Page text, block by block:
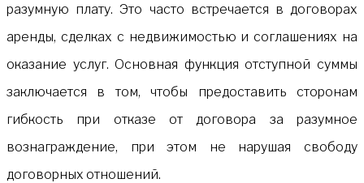
разумную плату. Это часто встречается в договорах
аренды, сделках с недвижимостью и соглашениях на
оказание услуг. Основная функция отступной суммы
заключается в том, чтобы предоставить сторонам
гибкость при отказе от договора за разумное
вознаграждение, при этом не нарушая свободу
договорных отношений.